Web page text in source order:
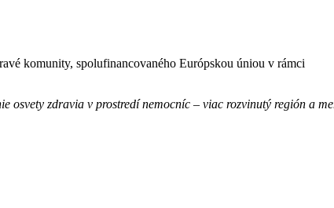
komunity, spolufinancovaného Európskou úniou v rámci
zdravia v prostredí nemocníc – viac rozvinutý región a